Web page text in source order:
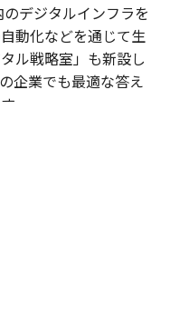
デジタルインフラを
動化などを通じて生
ル戦略室」も新設し
企業でも最適な答え